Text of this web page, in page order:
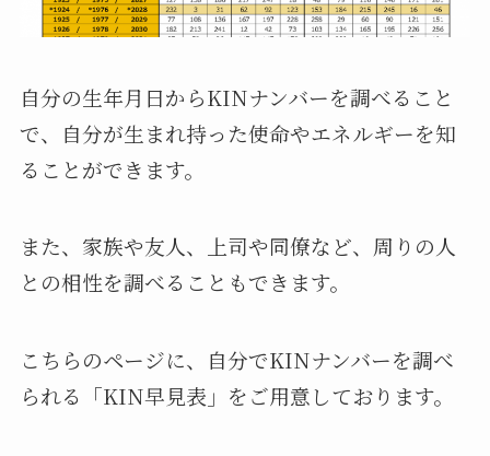
自分の生年月日からKINナンバーを調べること
で、自分が生まれ持った使命やエネルギーを知
ることができます。
また、家族や友人、上司や同僚など、周りの人
との相性を調べることもできます。
こちらのページに、自分でKINナンバーを調べ
られる「KIN早見表」をご用意しております。